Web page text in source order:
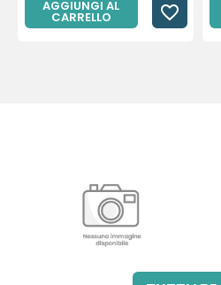
AGGIUNGI AL
CARRELLO favorite_border
3M HEALTHCARE ITALY